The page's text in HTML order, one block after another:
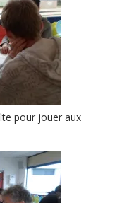
pour jouer aux